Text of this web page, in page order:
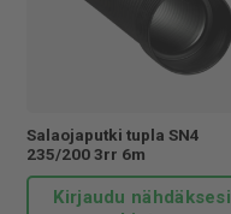
Salaojaputki tupla SN4
235/200 3rr 6m
Kirjaudu nähdäksesi